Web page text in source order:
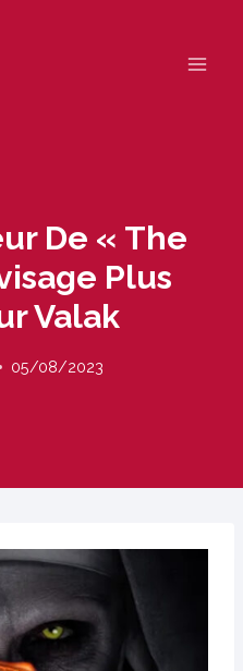
De « The
Plus
Valak
05/08/2023